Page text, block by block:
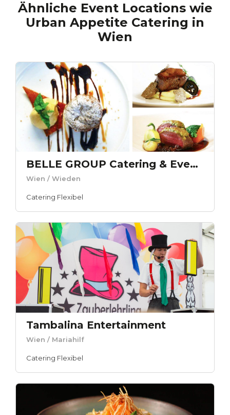
Ähnliche Event Locations wie
Urban Appetite Catering in
Wien
BELLE GROUP Catering & Eventservice
Wien / Wieden
Catering Flexibel
Tambalina Entertainment
Wien / Mariahilf
Catering Flexibel